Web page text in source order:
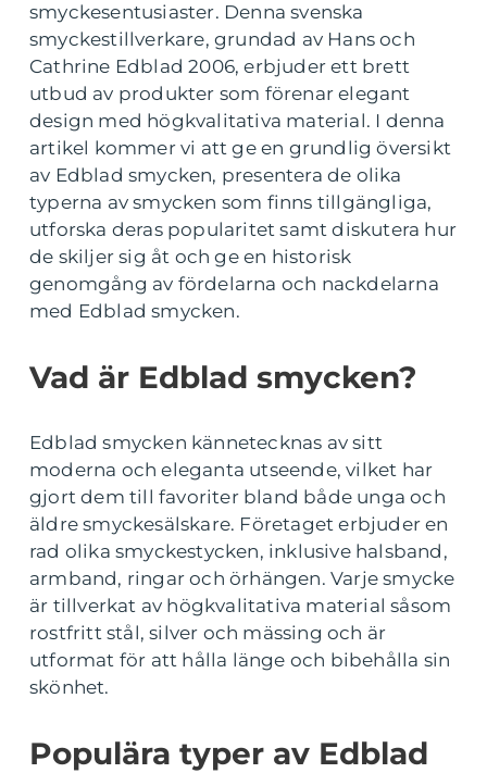
smyckesentusiaster. Denna svenska
smyckestillverkare, grundad av Hans och
Cathrine Edblad 2006, erbjuder ett brett
utbud av produkter som förenar elegant
design med högkvalitativa material. I denna
artikel kommer vi att ge en grundlig översikt
av Edblad smycken, presentera de olika
typerna av smycken som finns tillgängliga,
utforska deras popularitet samt diskutera hur
de skiljer sig åt och ge en historisk
genomgång av fördelarna och nackdelarna
med Edblad smycken.
Vad är Edblad smycken?
Edblad smycken kännetecknas av sitt
moderna och eleganta utseende, vilket har
gjort dem till favoriter bland både unga och
äldre smyckesälskare. Företaget erbjuder en
rad olika smyckestycken, inklusive halsband,
armband, ringar och örhängen. Varje smycke
är tillverkat av högkvalitativa material såsom
rostfritt stål, silver och mässing och är
utformat för att hålla länge och bibehålla sin
skönhet.
Populära typer av Edblad